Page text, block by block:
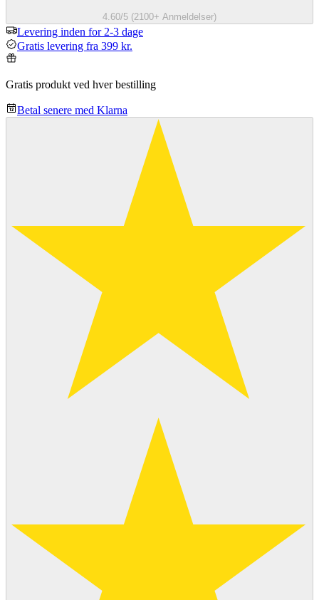
4.60/5 (2100+ Anmeldelser)
Levering inden for 2-3 dage
Gratis levering fra 399 kr.
Gratis produkt ved hver bestilling
Betal senere med Klarna